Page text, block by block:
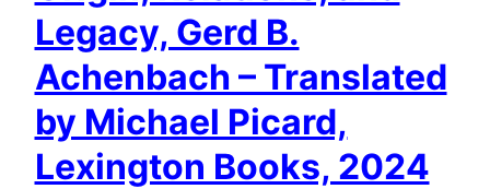
Legacy, Gerd B.
Achenbach – Translated
by Michael Picard,
Lexington Books, 2024